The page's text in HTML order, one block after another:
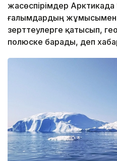
жасөспірімдер Арктикада
ғалымдардың
зерттеулерге қатысып,
полюске барады, деп